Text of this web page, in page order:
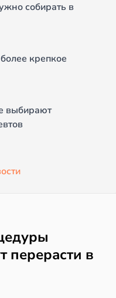
собирать в
крепкое
выбирают
перерасти в